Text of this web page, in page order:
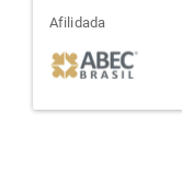
afiliada
Afilidada